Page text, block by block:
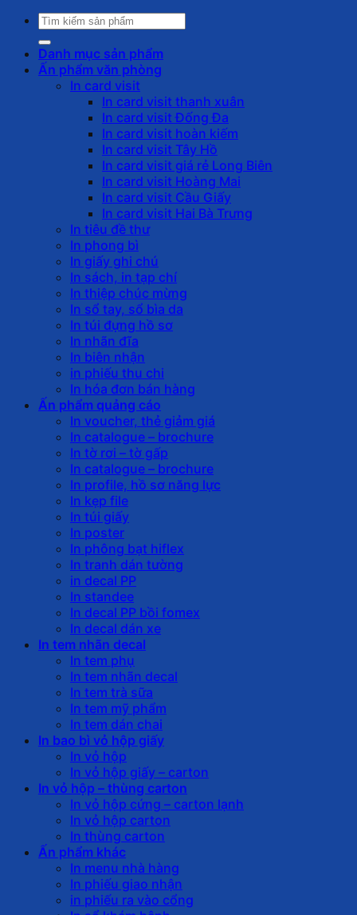
Tìm
kiếm:
Danh mục sản phẩm
Ấn phẩm văn phòng
In card visit
In card visit thanh xuân
In card visit Đống Đa
In card visit hoàn kiếm
In card visit Tây Hồ
In card visit giá rẻ Long Biên
In card visit Hoàng Mai
In card visit Cầu Giấy
In card visit Hai Bà Trưng
In tiêu đề thư
In phong bì
In giấy ghi chú
In sách, in tạp chí
In thiệp chúc mừng
In sổ tay, sổ bìa da
In túi đựng hồ sơ
In nhãn đĩa
In biên nhận
in phiếu thu chi
In hóa đơn bán hàng
Ấn phẩm quảng cáo
In voucher, thẻ giảm giá
In catalogue – brochure
In tờ rơi – tờ gấp
In catalogue – brochure
In profile, hồ sơ năng lực
In kẹp file
In túi giấy
In poster
In phông bạt hiflex
In tranh dán tường
in decal PP
In standee
In decal PP bồi fomex
In decal dán xe
In tem nhãn decal
In tem phụ
In tem nhãn decal
In tem trà sữa
In tem mỹ phẩm
In tem dán chai
In bao bì vỏ hộp giấy
In vỏ hộp
In vỏ hộp giấy – carton
In vỏ hộp – thùng carton
In vỏ hộp cứng – carton lạnh
In vỏ hộp carton
In thùng carton
Ấn phẩm khác
In menu nhà hàng
In phiếu giao nhận
in phiếu ra vào cổng